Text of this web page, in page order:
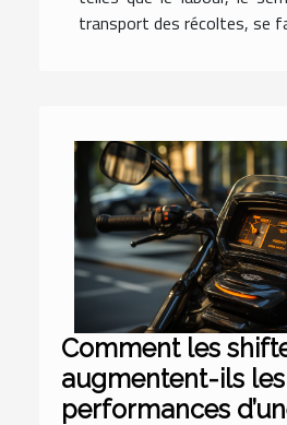
transport des récoltes, se
Comment les
augmentent-ils les
performances